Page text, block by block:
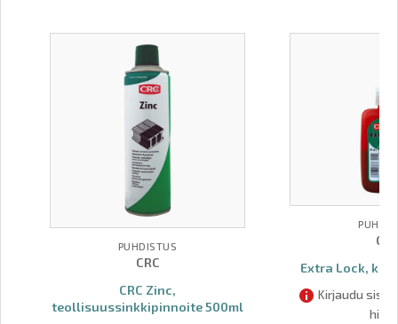
PUHDISTUS
CRC
CRC Zinc,
teollisuussinkkipinnoite 500ml
Extra Lock,
Kirjaudu